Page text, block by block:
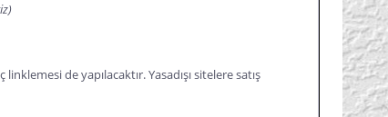
linklemesi de yapılacaktır. Yasadışı sitelere satış